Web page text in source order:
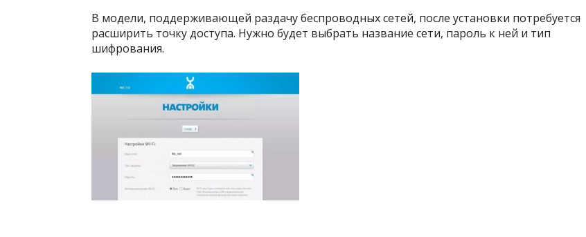
В модели, поддерживающей раздачу беспроводных сетей, после установки потребуется
расширить точку доступа. Нужно будет выбрать название сети, пароль к ней и тип
шифрования.